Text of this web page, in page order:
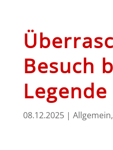
Besuch
Legende
08.12.2025| Allgemein,